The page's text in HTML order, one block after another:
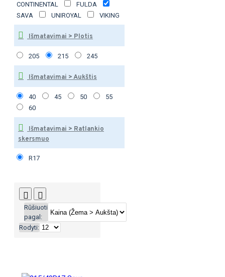
CONTINENTAL
FULDA
SAVA
UNIROYAL VIKING
Išmatavimai > Plotis
205 215 245
Išmatavimai > Aukštis
40 45 50
55
60
Išmatavimai > Ratlankio
skersmuo
R17
Rūšiuoti
pagal:
Rodyti: